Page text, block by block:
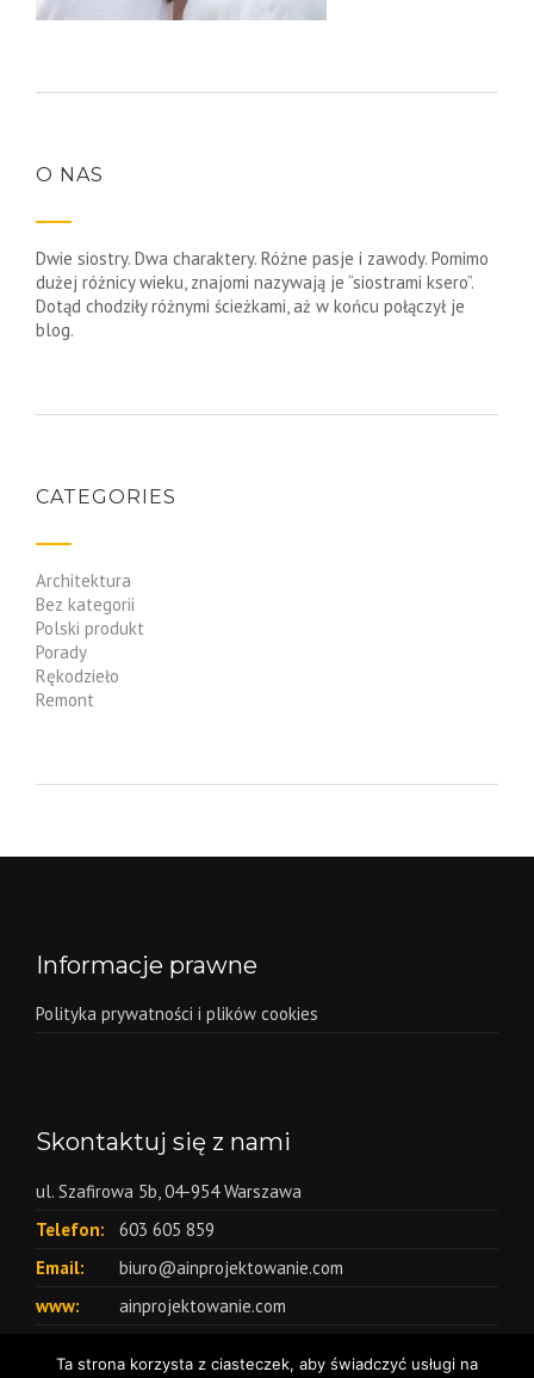
O NAS
Dwie siostry. Dwa charaktery. Różne pasje i zawody. Pomimo
dużej różnicy wieku, znajomi nazywają je “siostrami ksero”.
Dotąd chodziły różnymi ścieżkami, aż w końcu połączył je
blog.
CATEGORIES
Architektura
Bez kategorii
Polski produkt
Porady
Rękodzieło
Remont
Informacje prawne
Polityka prywatności i plików cookies
Skontaktuj się z nami
ul. Szafirowa 5b, 04-954 Warszawa
Telefon:
603 605 859
Email:
biuro@ainprojektowanie.com
www:
ainprojektowanie.com
Ta strona korzysta z ciasteczek, aby świadczyć usługi na